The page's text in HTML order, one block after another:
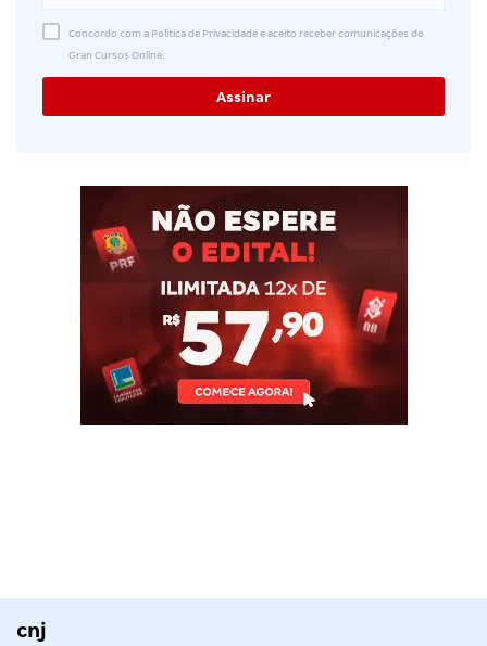
Concordo com a Política de Privacidade e aceito receber comunicações do
Gran Cursos Online.
cnj